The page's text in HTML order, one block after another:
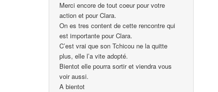
Merci encore de tout coeur pour votre
action et pour Clara.
On es tres content de cette rencontre qui
est importante pour Clara.
C’est vrai que son Tchicou ne la quitte
plus, elle l’a vite adopté.
Bientot elle pourra sortir et viendra vous
voir aussi.
A bientot